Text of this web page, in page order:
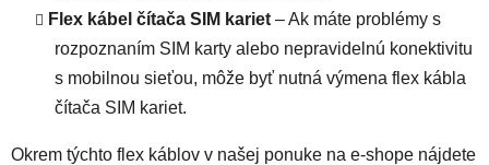
Flex kábel čítača SIM kariet – Ak máte problémy s
rozpoznaním SIM karty alebo nepravidelnú konektivitu
s mobilnou sieťou, môže byť nutná výmena flex kábla
čítača SIM kariet.
Okrem týchto flex káblov v našej ponuke na e-shope nájdete